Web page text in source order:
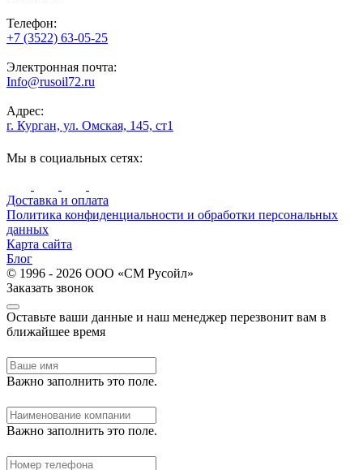
Телефон:
+7 (3522) 63-05-25
Электронная почта:
Info@rusoil72.ru
Адрес:
г. Курган, ул. Омская, 145, ст1
Мы в социальных сетях:
Доставка и оплата
Политика конфиденциальности и обработки персональных
данных
Карта сайта
Блог
© 1996 - 2026 ООО «СМ Русойл»
Заказать звонок
Оставьте ваши данные и наш менеджер перезвонит вам в
ближайшее время
Важно заполнить это поле.
Важно заполнить это поле.